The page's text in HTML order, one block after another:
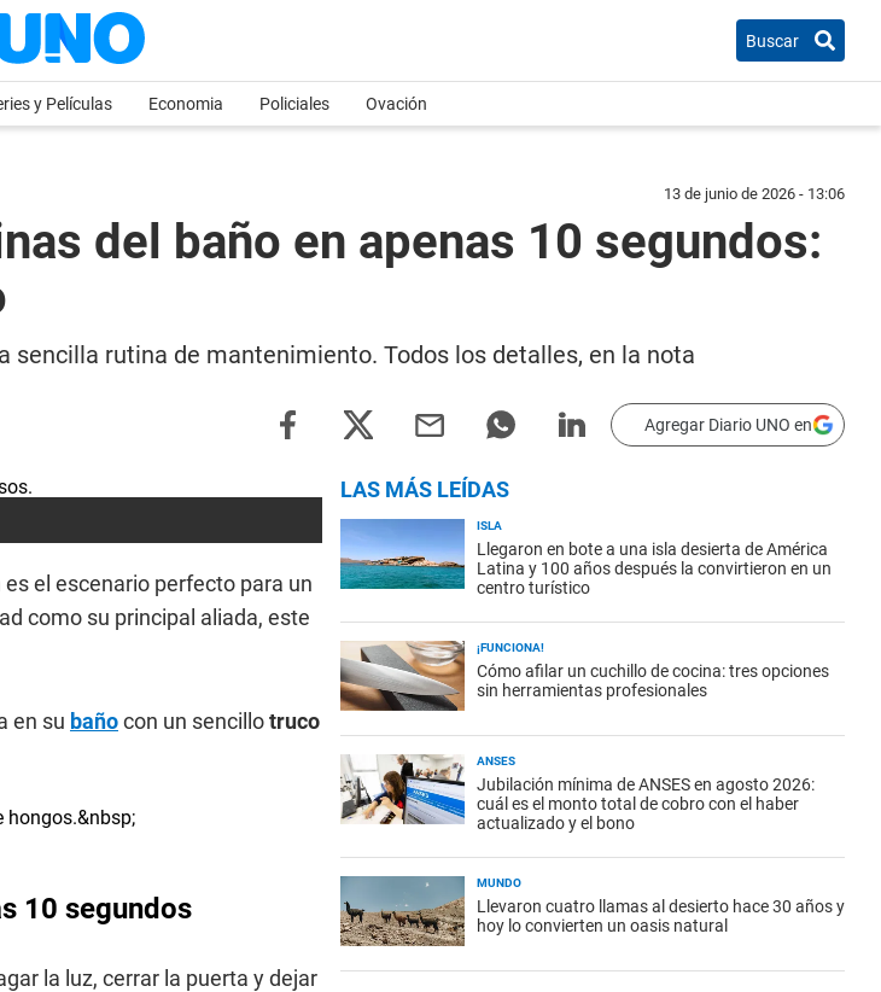
Buscar
y Películas Economia Policiales Ovación
13 de junio de 2026 - 13:06
del baño en apenas 10 segundos:
rutina de mantenimiento. Todos los detalles, en la nota
Agregar Diario UNO en
el escenario perfecto para un
como su principal aliada, este
en su bañocon un sencillotruco
10 segundos
la luz, cerrar la puerta y dejar
LAS MÁS LEÍDAS
ISLA
Llegaron en bote a una isla desierta de América
Latina y 100 años después la convirtieron en un
centro turístico
¡FUNCIONA!
Cómo afilar un cuchillo de cocina: tres opciones
sin herramientas profesionales
ANSES
Jubilación mínima de ANSES en agosto 2026:
cuál es el monto total de cobro con el haber
actualizado y el bono
MUNDO
Llevaron cuatro llamas al desierto hace 30 años y
hoy lo convierten un oasis natural